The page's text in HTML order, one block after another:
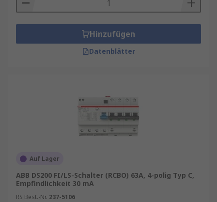
Hinzufügen
Datenblätter
Auf Lager
ABB DS200 FI/LS-Schalter (RCBO) 63A, 4-polig Typ C,
Empfindlichkeit 30 mA
RS Best.-Nr. 237-5106